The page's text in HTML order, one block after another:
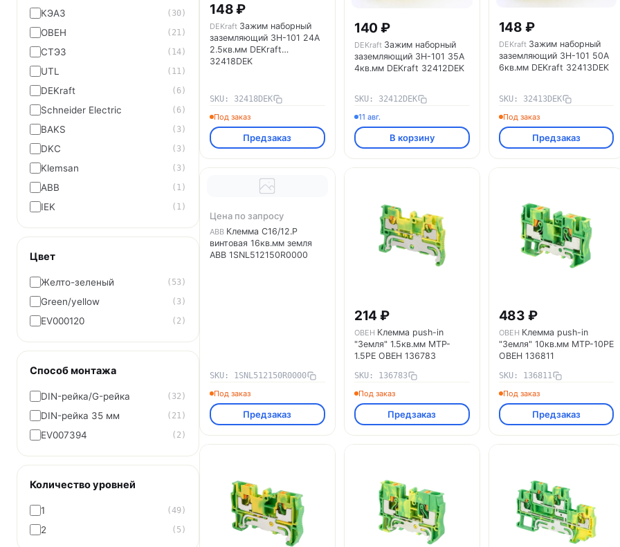
КЭАЗ (30)
ОВЕН (21)
СТЭЗ (14)
UTL (11)
DEKraft (6)
Schneider Electric (6)
BAKS (3)
DKC (3)
Klemsan (3)
ABB (1)
IEK (1)
Цвет
Желто-зеленый (53)
Green/yellow (3)
EV000120 (2)
Способ монтажа
DIN-рейка/G-рейка (32)
DIN-рейка 35 мм (21)
EV007394 (2)
Количество уровней
1 (49)
2 (5)
148 ₽
DEKraft Зажим наборный
заземляющий ЗН-101 24А
2.5кв.мм DEKraft
32418DEK
SKU: 32418DEK
Под заказ
Предзаказ
140 ₽
DEKraft Зажим наборный
заземляющий ЗН-101 35А
4кв.мм DEKraft 32412DEK
SKU: 32412DEK
11 авг.
В корзину
148 ₽
DEKraft Зажим наборный
заземляющий ЗН-101 50А
6кв.мм DEKraft 32413DEK
SKU: 32413DEK
Под заказ
Предзаказ
Цена по запросу
ABB Клемма C16/12.P
винтовая 16кв.мм земля
ABB 1SNL512150R0000
SKU: 1SNL512150R0000
Под заказ
Предзаказ
214 ₽
ОВЕН Клемма push-in
"Земля" 1.5кв.мм MTP-
1.5PE ОВЕН 136783
SKU: 136783
Под заказ
Предзаказ
483 ₽
ОВЕН Клемма push-in
"Земля" 10кв.мм MTP-10PE
ОВЕН 136811
SKU: 136811
Под заказ
Предзаказ